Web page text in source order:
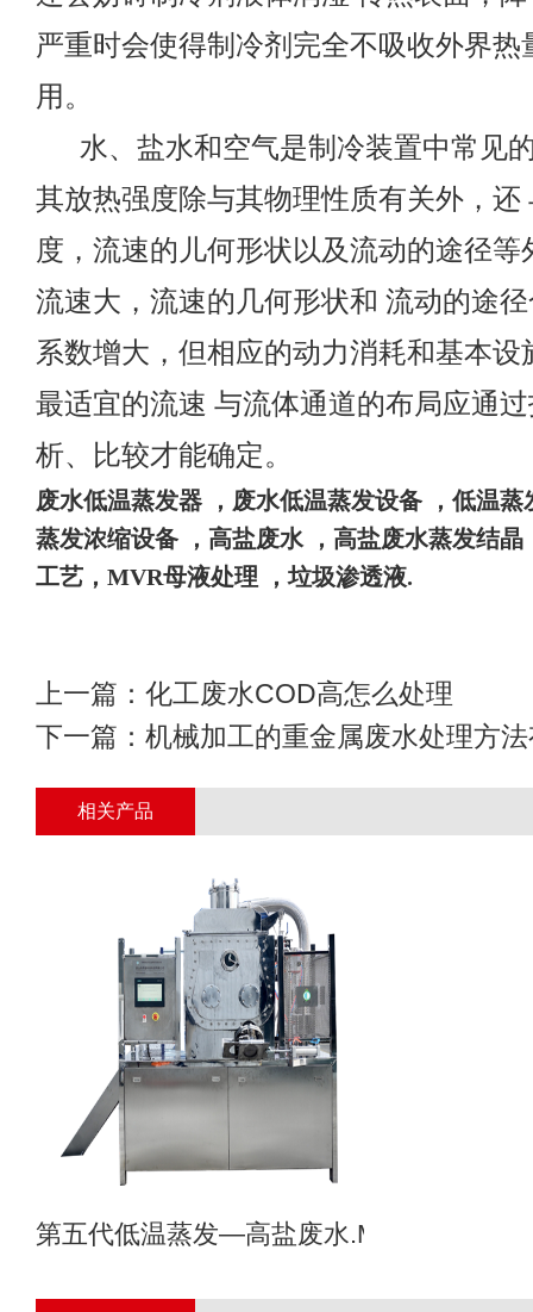
严重时会使得制冷剂完全不吸收外界热
用。
水、盐水和空气是制冷装置中常见
其放热强度除与其物理性质有关外，还
度，流速的儿何形状以及流动的途径等
流速大，流速的几何形状和 流动的途
系数增大，但相应的动力消耗和基本设
最适宜的流速 与流体通道的布局应通
析、比较才能确定。
废水低温蒸发器 ，废水低温蒸发设备 ， 低温蒸
蒸发浓缩设备
，高盐废水
，高盐废水蒸发结晶
工艺， MVR母液处理 ，垃圾渗透液.
上一篇： 化工废水COD高怎么处理
下一篇： 机械加工的重金属废水处理方
相关产品
第五代低温蒸发—高盐废水.MVR母液专业